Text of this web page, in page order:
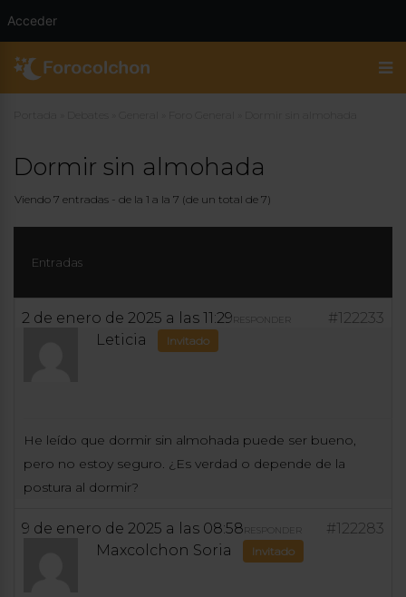
Dormir sin almohada
Viendo 7 entradas - de la 1 a la 7 (de un total de 7)
Entradas
2 de enero de 2025 a las 11:29 #122233
RESPONDER
Leticia Invitado
He leído que dormir sin almohada puede ser bueno,
pero no estoy seguro. ¿Es verdad o depende de la
postura al dormir?
9 de enero de 2025 a las 08:58 #122283
RESPONDER
Maxcolchon Soria Invitado
Acceder